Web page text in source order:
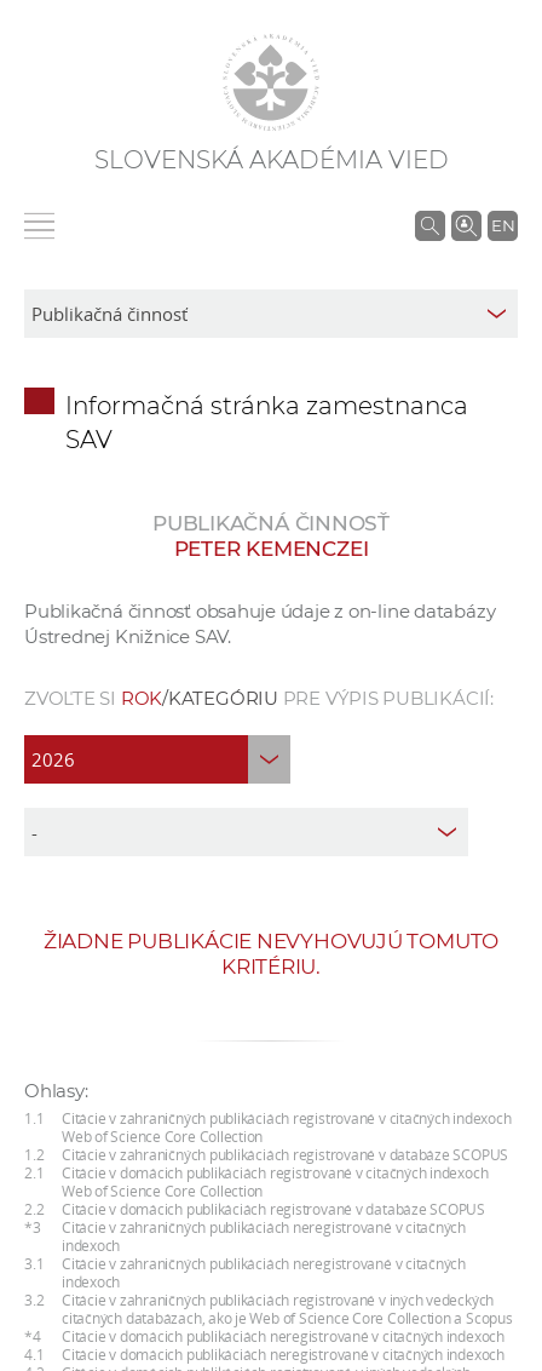
SLOVENSKÁ AKADÉMIA VIED
EN
V
á
p
c
í
c
o
n
o
c
Informačná stránka zamestnanca
SAV
PUBLIKAČNÁ ČINNOSŤ
PETER KEMENCZEI
Publikačná činnosť obsahuje údaje z on-line databázy
Ústrednej Knižnice SAV.
ZVOĽTE SI ROK/KATEGÓRIU PRE VÝPIS PUBLIKÁCIÍ:
ŽIADNE PUBLIKÁCIE NEVYHOVUJÚ TOMUTO
KRITÉRIU.
Ohlasy:
1.1
Citácie v zahraničných publikáciách registrované v citačných indexoch
Web of Science Core Collection
1.2
Citácie v zahraničných publikáciách registrované v databáze SCOPUS
2.1
Citácie v domácich publikáciách registrované v citačných indexoch
Web of Science Core Collection
2.2
Citácie v domácich publikáciách registrované v databáze SCOPUS
*3
Citácie v zahraničných publikáciách neregistrované v citačných
indexoch
3.1
Citácie v zahraničných publikáciách neregistrované v citačných
indexoch
3.2
Citácie v zahraničných publikáciách registrované v iných vedeckých
citačných databázach, ako je Web of Science Core Collection a Scopus
*4
Citácie v domácich publikáciách neregistrované v citačných indexoch
4.1
Citácie v domácich publikáciách neregistrované v citačných indexoch